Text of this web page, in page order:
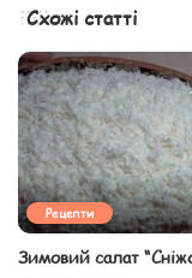
Схожі статті
Рецепти
Зимовий салат